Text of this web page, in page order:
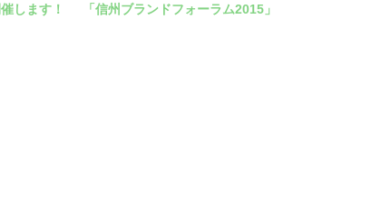
します！
「信州ブランドフォーラム2015」